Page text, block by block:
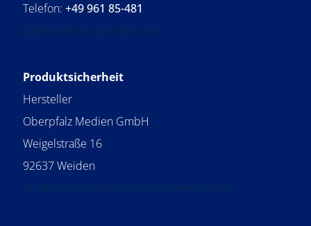
Telefon: +49 961 85-481
b2b@oberpfalzmedien.de
Produktsicherheit
Hersteller
Oberpfalz Medien GmbH
Weigelstraße 16
92637 Weiden
produktsicherheit@oberpfalzmedien.de